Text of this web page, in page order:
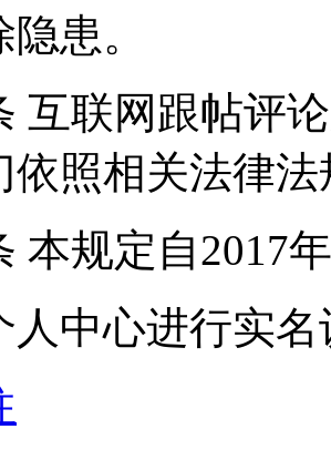
患。
互联网跟帖评
依照相关法律
本规定自2017
人中心进行实名